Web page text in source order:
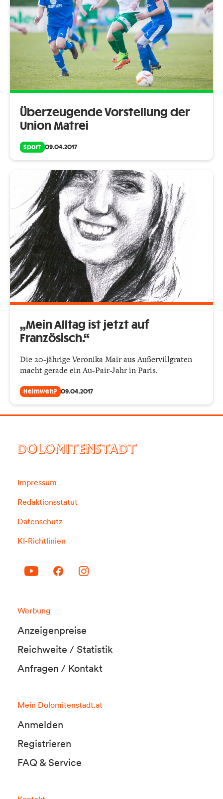
Überzeugende Vorstellung der
Union Matrei
Sport 09.04.2017
„Mein Alltag ist jetzt auf
Französisch.“
Die 20-jährige Veronika Mair aus Außervillgraten
macht gerade ein Au-Pair-Jahr in Paris.
Heimweh? 09.04.2017
DOLOMITENSTADT
Impressum
Redaktionsstatut
Datenschutz
KI-Richtlinien
Werbung
Anzeigenpreise
Reichweite / Statistik
Anfragen / Kontakt
Mein Dolomitenstadt.at
Anmelden
Registrieren
FAQ & Service